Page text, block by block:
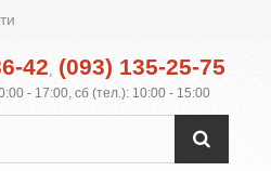
42, (093) 135-25-75
- 17:00, сб (тел.): 10:00 - 15:00